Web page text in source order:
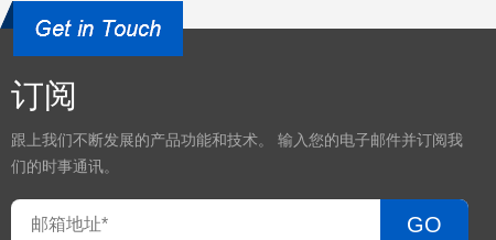
订阅
跟上我们不断发展的产品功能和技术。 输入您的电子邮件并订阅我
们的时事通讯。
GO